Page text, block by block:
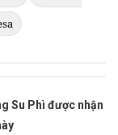
Su Phì được nhận